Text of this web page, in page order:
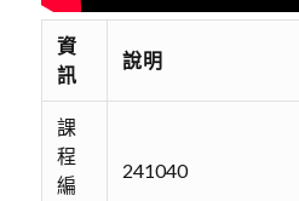
資
訊
說明
課
程
編
241040